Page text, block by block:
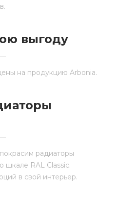
выгоду
на продукцию Arbonia.
радиаторы
шкале RAL Classic.
в свой интерьер.